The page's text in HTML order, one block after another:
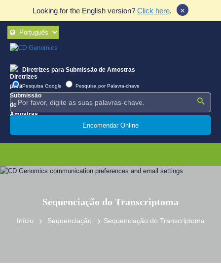
Looking for the English version? Click here. ×
Diretrizes para Submissão de Amostras
Pesquisa Google Pesquisa por Palavra-chave
Encomendar Online
Sequenciação do Transcriptoma
Início Sequenciação Sequenciação do Transcriptoma